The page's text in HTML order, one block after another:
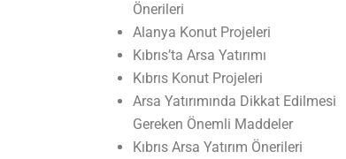
Önerileri
Alanya Konut Projeleri
Kıbrıs’ta Arsa Yatırımı
Kıbrıs Konut Projeleri
Arsa Yatırımında Dikkat Edilmesi
Gereken Önemli Maddeler
Kıbrıs Arsa Yatırım Önerileri